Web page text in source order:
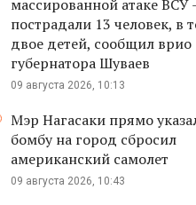
массированной атаке ВСУ
пострадали 13 человек, в
двое детей, сообщил врио
губернатора Шуваев
09 августа 2026, 10:13
Мэр Нагасаки прямо
бомбу на город сбросил
американский самолет
09 августа 2026, 10:43